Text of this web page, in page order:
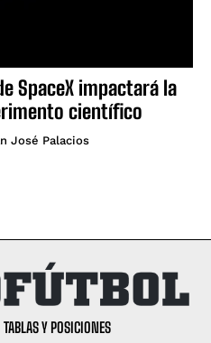
SpaceX impactará la
científico
José Palacios
TABLAS Y POSICIONES